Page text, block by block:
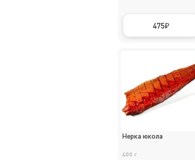
475
Нерка юкола
400 г